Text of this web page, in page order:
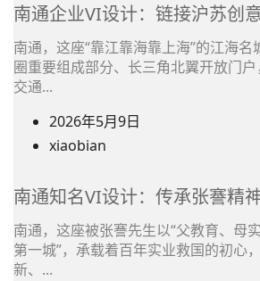
章
者
之
前
用)
作
者
南通企业VI设计：链接沪苏创
南通，这座“靠江靠海靠上海”的江海
圈重要组成部分、长三角北翼开放门户
交通...
2026年5月9日
(在
章
者
xiaobian
南通知名VI设计：传承张謇精
南通，这座被张謇先生以“父教育、母
第一城”，承载着百年实业救国的初心
新、...